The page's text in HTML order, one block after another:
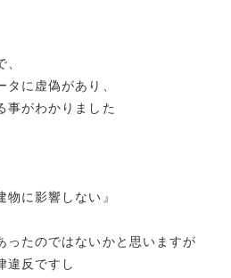
に虚偽があり、
事がわかりました
物に影響しない』
ったのではないかと思いますが
違反ですし